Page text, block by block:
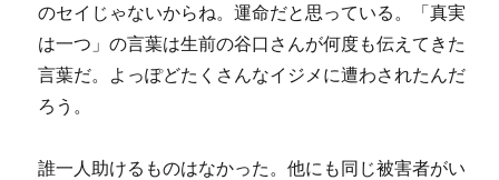
のセイじゃないからね。運命だと思っている。「真実
は一つ」の言葉は生前の谷口さんが何度も伝えてきた
言葉だ。よっぽどたくさんなイジメに遭わされたんだ
ろう。
誰一人助けるものはなかった。他にも同じ被害者がい